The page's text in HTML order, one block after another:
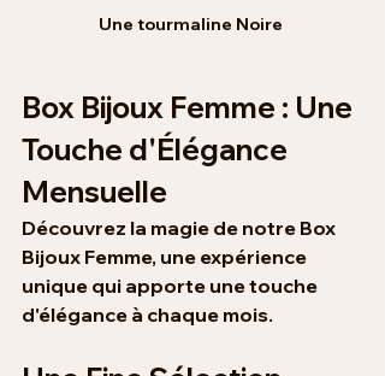
Une tourmaline Noire
Box Bijoux Femme : Une
Touche d'Élégance
Mensuelle
Découvrez la magie de notre Box
Bijoux Femme, une expérience
unique qui apporte une touche
d'élégance à chaque mois.